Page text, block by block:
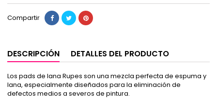
Compartir
DESCRIPCIÓN DETALLES DEL PRODUCTO
Los pads de lana Rupes son una mezcla perfecta de espuma y
lana, especialmente diseñados para la eliminación de
defectos medios a severos de pintura.